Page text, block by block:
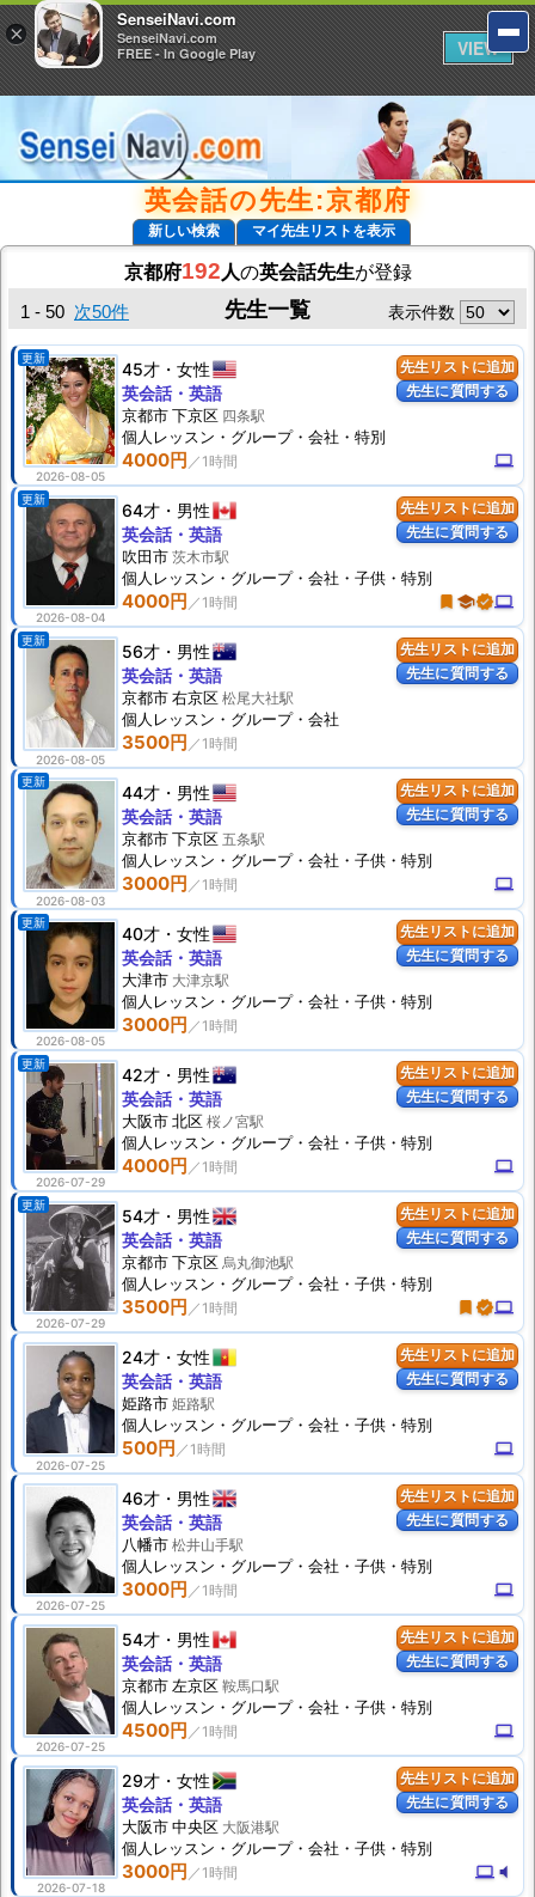
英会話の先生:京都府
新しい検索 マイ先生リストを表示
京都府192 人の英会話先生が登録
先生一覧
1 - 50 次50件 表示件数
先生リストに追加
先生に質問する
更新
2026-08-05
45才 女性
4000円 computer
英会話・英語
京都市 下京区 四条駅
個人 レッスン ・グループ・会社・特別
先生リストに追加
先生に質問する
更新
2026-08-04
64才 男性
4000円 turned_in schoolverifiedcomputer
英会話・英語
吹田市 茨木市駅
個人 レッスン ・グループ・会社・子供・特別
先生リストに追加
先生に質問する
更新
2026-08-05
56才 男性
3500円
英会話・英語
京都市 右京区 松尾大社駅
個人 レッスン ・グループ・会社
先生リストに追加
先生に質問する
更新
2026-08-03
44才 男性
3000円 computer
英会話・英語
京都市 下京区 五条駅
個人 レッスン ・グループ・会社・子供・特別
先生リストに追加
先生に質問する
更新
2026-08-05
40才 女性
3000円
英会話・英語
大津市 大津京駅
個人 レッスン ・グループ・会社・子供・特別
先生リストに追加
先生に質問する
更新
2026-07-29
42才 男性
4000円 computer
英会話・英語
大阪市 北区 桜ノ宮駅
個人 レッスン ・グループ・会社・子供・特別
先生リストに追加
先生に質問する
更新
2026-07-29
54才 男性
3500円 turned_inverifiedcomputer
英会話・英語
京都市 下京区 烏丸御池駅
個人 レッスン ・グループ・会社・子供・特別
先生リストに追加
先生に質問する
2026-07-25
24才 女性
500円 computer
英会話・英語
姫路市 姫路駅
個人 レッスン ・グループ・会社・子供・特別
先生リストに追加
先生に質問する
2026-07-25
46才 男性
3000円 computer
英会話・英語
八幡市 松井山手駅
個人 レッスン ・グループ・会社・子供・特別
先生リストに追加
先生に質問する
2026-07-25
54才 男性
4500円 computer
英会話・英語
京都市 左京区 鞍馬口駅
個人 レッスン ・グループ・会社・子供・特別
先生リストに追加
先生に質問する
2026-07-18
29才 女性
3000円 computer volume_mute
英会話・英語
大阪市 中央区 大阪港駅
個人 レッスン ・グループ・会社・子供・特別
×
SenseiNavi.com
SenseiNavi.com
FREE - In Google Play
VIEW
×
SenseiNavi.com
SenseiNavi.com
FREE - In Google Play
VIEW